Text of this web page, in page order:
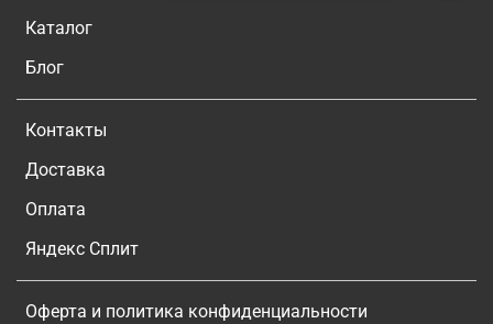
Каталог
Блог
Контакты
Доставка
Оплата
Яндекс Сплит
Оферта и политика конфиденциальности